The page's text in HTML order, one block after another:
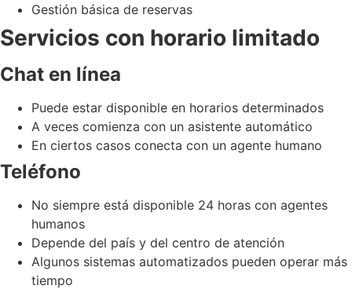
Gestión básica de reservas
Servicios con horario limitado
Chat en línea
Puede estar disponible en horarios determinados
A veces comienza con un asistente automático
En ciertos casos conecta con un agente humano
Teléfono
No siempre está disponible 24 horas con agentes
humanos
Depende del país y del centro de atención
Algunos sistemas automatizados pueden operar más
tiempo